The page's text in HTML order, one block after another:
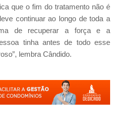
que o fim do tratamento não é
continuar ao longo de toda a
de recuperar a força e a
tinha antes de todo esse
lembra Cândido.